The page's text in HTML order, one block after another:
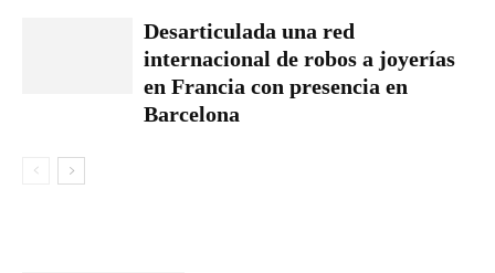
Desarticulada una red
internacional de robos a joyerías
en Francia con presencia en
Barcelona